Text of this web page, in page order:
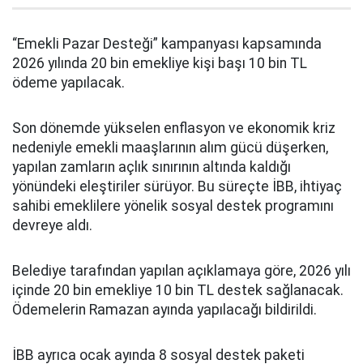
“Emekli Pazar Desteği” kampanyası kapsamında
2026 yılında 20 bin emekliye kişi başı 10 bin TL
ödeme yapılacak.
Son dönemde yükselen enflasyon ve ekonomik kriz
nedeniyle emekli maaşlarının alım gücü düşerken,
yapılan zamların açlık sınırının altında kaldığı
yönündeki eleştiriler sürüyor. Bu süreçte İBB, ihtiyaç
sahibi emeklilere yönelik sosyal destek programını
devreye aldı.
Belediye tarafından yapılan açıklamaya göre, 2026 yılı
içinde 20 bin emekliye 10 bin TL destek sağlanacak.
Ödemelerin Ramazan ayında yapılacağı bildirildi.
İBB ayrıca ocak ayında 8 sosyal destek paketi